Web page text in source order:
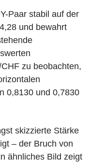
Paar stabil auf der
und bewahrt
zu beobachten,
0,8130 und 0,7830
skizzierte Stärke
– der Bruch von
ähnliches Bild zeigt